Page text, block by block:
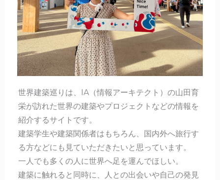
世界建築巡りは、IA（情報アーキテクト）の山田育
栄が訪れた世界の建築やプロジェクトなどの情報を
紹介するサイトです。
建築学生や建築関係者はもちろん、国内外へ旅行す
る方などにも見ていただきたいと思っています。
一人でも多くの人に世界へ足を運んでほしい。
建築に触れると同時に、人との出会いや自己の発見